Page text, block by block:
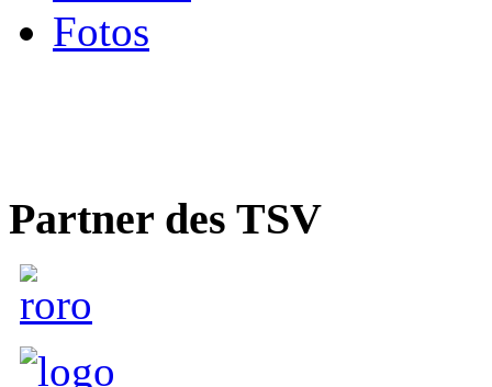
Fotos
Partner des TSV